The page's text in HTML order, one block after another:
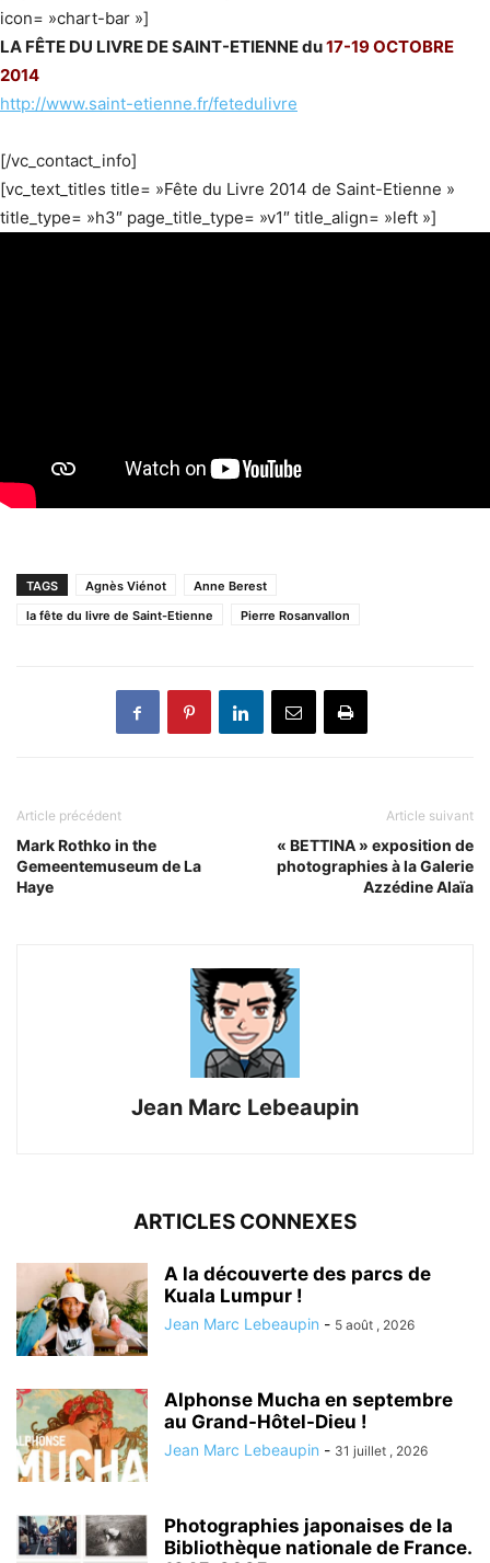
icon= »chart-bar »]
LA FÊTE DU LIVRE DE SAINT-ETIENNE du17-19 OCTOBRE
2014
http://www.saint-etienne.fr/fetedulivre
[/vc_contact_info]
[vc_text_titles title= »Fête du Livre 2014 de Saint-Etienne »
title_type= »h3″ page_title_type= »v1″ title_align= »left »]
TAGS Agnès Viénot
Anne Berest
la fête du livre de Saint-Etienne
Pierre Rosanvallon
Article précédent
Mark Rothko in the
Gemeentemuseum de La
Haye
Article suivant
« BETTINA » exposition de
photographies à la Galerie
Azzédine Alaïa
Jean Marc Lebeaupin
ARTICLES CONNEXES
A la découverte des parcs de
Kuala Lumpur !
Jean Marc Lebeaupin - 5 août , 2026
Alphonse Mucha en septembre
au Grand-Hôtel-Dieu !
Jean Marc Lebeaupin - 31 juillet , 2026
Photographies japonaises de la
Bibliothèque nationale de France.